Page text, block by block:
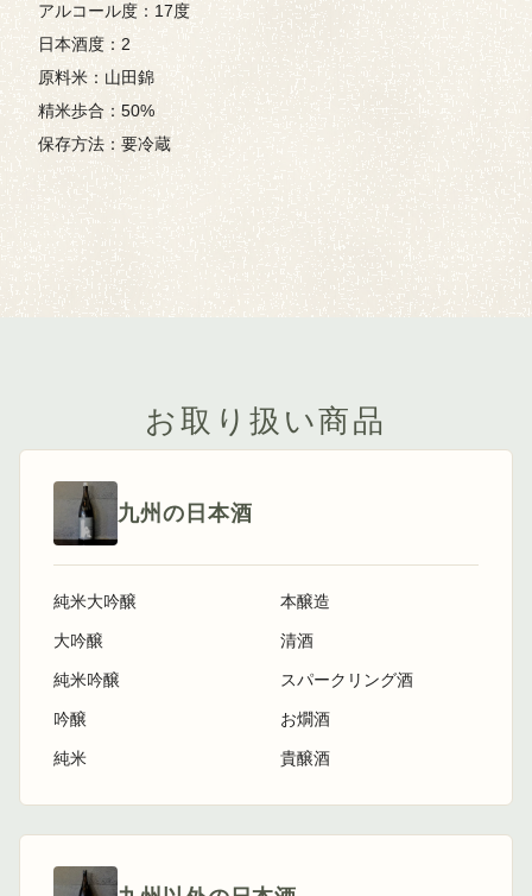
アルコール度：17度
日本酒度：2
原料米：山田錦
精米歩合：50%
保存方法：要冷蔵
お取り扱い商品
九州の日本酒
純米大吟醸
大吟醸
純米吟醸
吟醸
純米
本醸造
清酒
スパークリング酒
お燗酒
貴醸酒